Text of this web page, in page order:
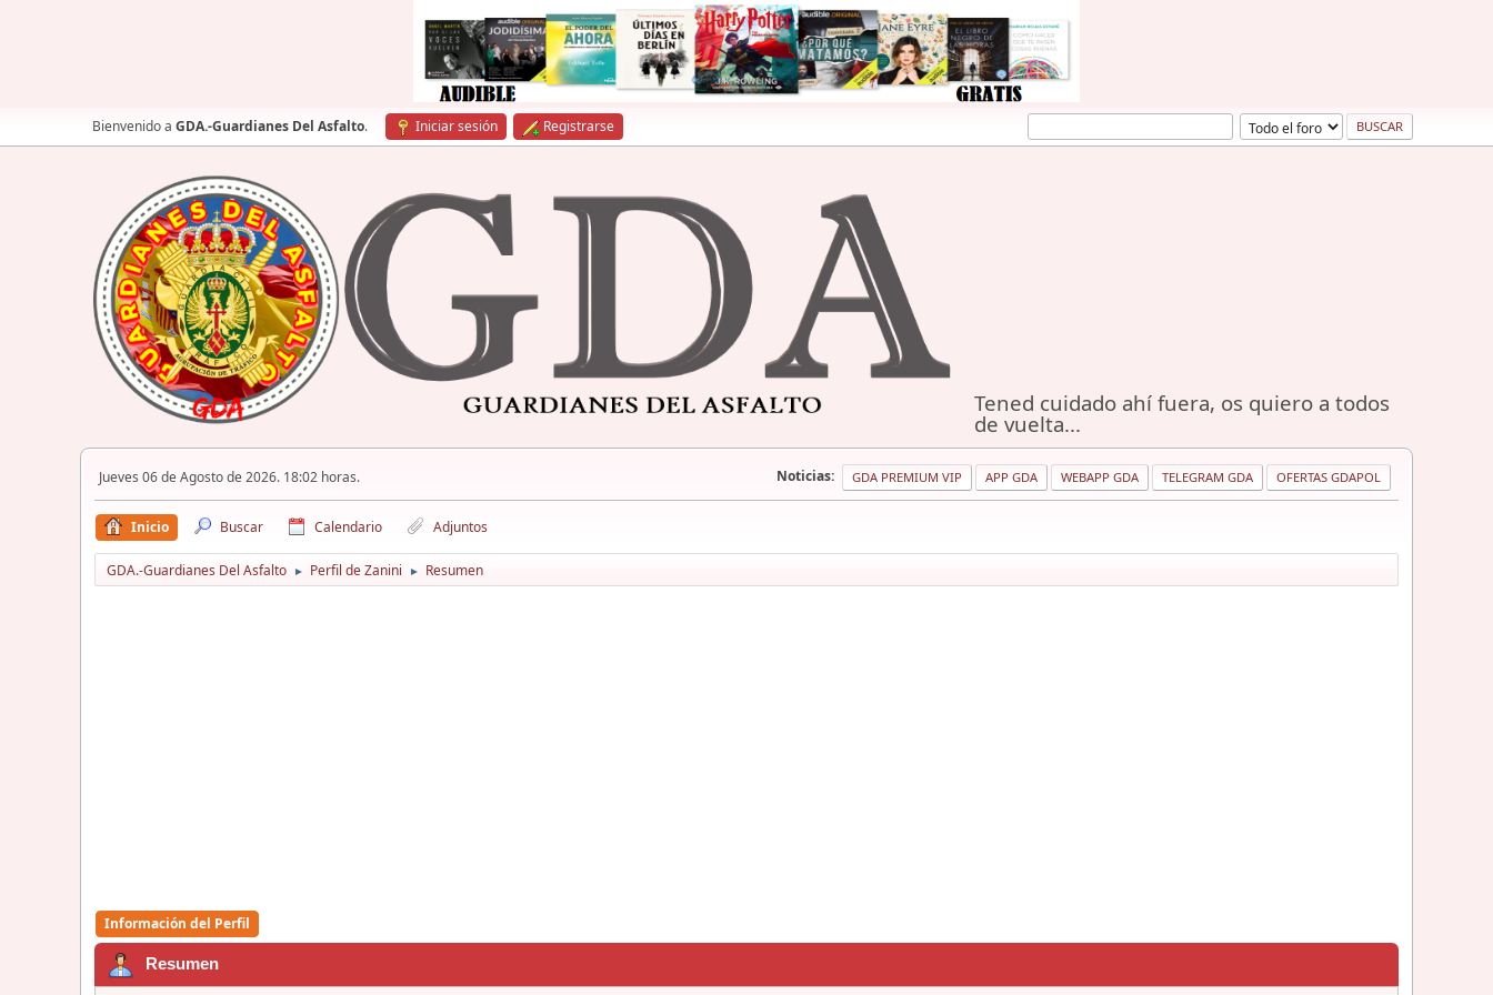
Bienvenido a GDA.-Guardianes Del Asfalto. Iniciar sesión Registrarse
Tened cuidado ahí fuera, os quiero a todos
de vuelta...
Jueves 06 de Agosto de 2026. 18:02 horas. Noticias: GDA PREMIUM VIP APP GDA WEBAPP GDA TELEGRAM GDA OFERTAS GDAPOL
Inicio Buscar Calendario Adjuntos
GDA.-Guardianes Del Asfalto ► Perfil de Zanini ► Resumen
Información del Perfil
Resumen